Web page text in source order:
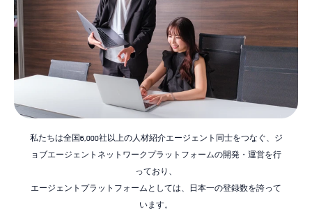
私たちは全国6,000社以上の人材紹介エージェント同士をつなぐ、ジ
ョブエージェントネットワークプラットフォームの開発・運営を行
っており、
エージェントプラットフォームとしては、日本一の登録数を誇って
います。